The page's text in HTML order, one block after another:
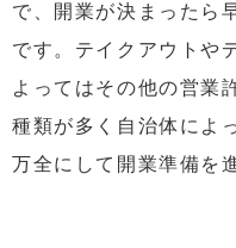
で、開業が決まったら
です。テイクアウトや
よってはその他の営業
種類が多く自治体によ
万全にして開業準備を